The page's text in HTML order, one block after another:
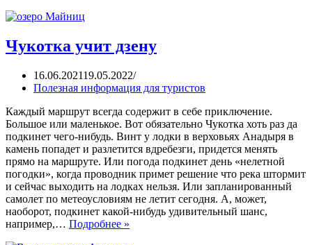
Чукотка учит дзену
16.06.202119.05.2022
Полезная информация для туристов
Каждый маршрут всегда содержит в себе приключение.
Большое или маленькое. Вот обязательно Чукотка хоть раз да
подкинет чего-нибудь. Винт у лодки в верховьях Анадыря в
камень попадет и разлетится вдребезги, придется менять
прямо на маршруте. Или погода подкинет день «нелетной
погодки», когда проводник примет решение что река штормит
и сейчас выходить на лодках нельзя. Или запланированный
самолет по метеоусловиям не летит сегодня. А, может,
наоборот, подкинет какой-нибудь удивительный шанс,
например,… Подробнее »